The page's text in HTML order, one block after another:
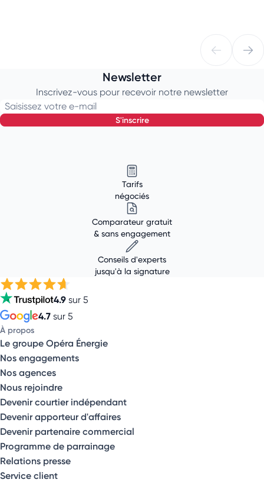
Newsletter
Inscrivez-vous pour recevoir notre newsletter
Saisissez votre e-mail
s'inscrire
Tarifs
négociés
Comparateur gratuit
& sans engagement
Conseils d'experts
jusqu'à la signature
4.9 sur 5
4.7 sur 5
À propos
Le groupe Opéra Énergie
Nos engagements
Nos agences
Nous rejoindre
Devenir courtier indépendant
Devenir apporteur d'affaires
Devenir partenaire commercial
Programme de parrainage
Relations presse
Service client